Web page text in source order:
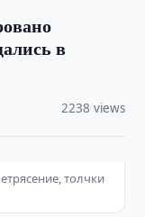
в
2238 views
толчки